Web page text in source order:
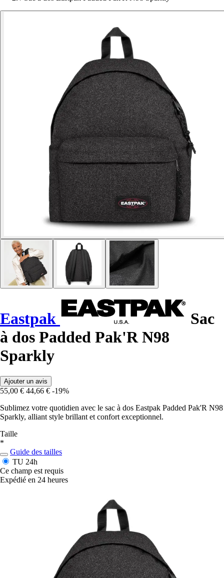
Eastpak
Sac
à dos Padded Pak'R N98
Sparkly
Ajouter un avis
55,00 € 44,66 € -19%
Sublimez votre quotidien avec le sac à dos Eastpak Padded Pak'R N98
Sparkly, alliant style brillant et confort exceptionnel.
Taille
*
Guide des tailles
TU 24h
Ce champ est requis
Expédié en 24 heures